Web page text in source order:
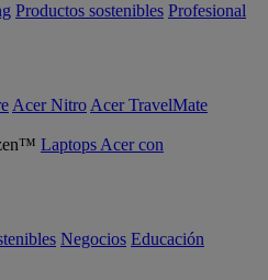
Productos sostenibles Profesional
Acer Nitro Acer TravelMate
Laptops Acer con
Negocios Educación